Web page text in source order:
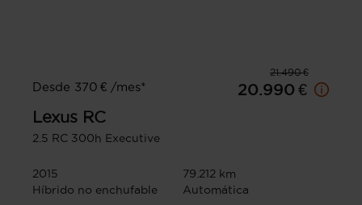
21.490 €
Desde 370 € /mes*
20.990 €
Lexus RC
2.5 RC 300h Executive
2015
79.212 km
Híbrido no enchufable
Automática